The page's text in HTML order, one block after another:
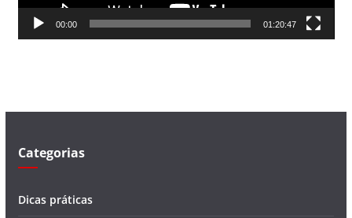
d
00:00 01:20:47
Categorias
Dicas práticas